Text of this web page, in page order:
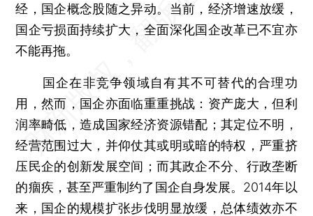
经，国企概念股随之异动。当前，经济增速放缓，
国企亏损面持续扩大，全面深化国企改革已不宜亦
不能再拖。
国企在非竞争领域自有其不可替代的合理功
用，然而，国企亦面临重重挑战：资产庞大，但利
润率畸低，造成国家经济资源错配；其定位不明，
经营范围过大，并仰仗其或明或暗的特权，严重挤
压民企的创新发展空间；而其政企不分、行政垄断
的痼疾，甚至严重制约了国企自身发展。2014年以
来，国企的规模扩张步伐明显放缓，总体绩效亦不